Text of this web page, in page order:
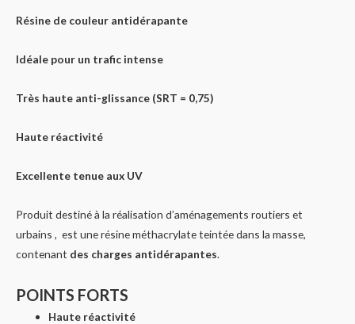
Résine de couleur antidérapante
Idéale pour un trafic intense
Très haute anti-glissance (SRT = 0,75)
Haute réactivité
Excellente tenue aux UV
Produit destiné à la réalisation d’aménagements routiers et
urbains , est une résine méthacrylate teintée dans la masse,
contenant des charges antidérapantes.
POINTS FORTS
Haute réactivité